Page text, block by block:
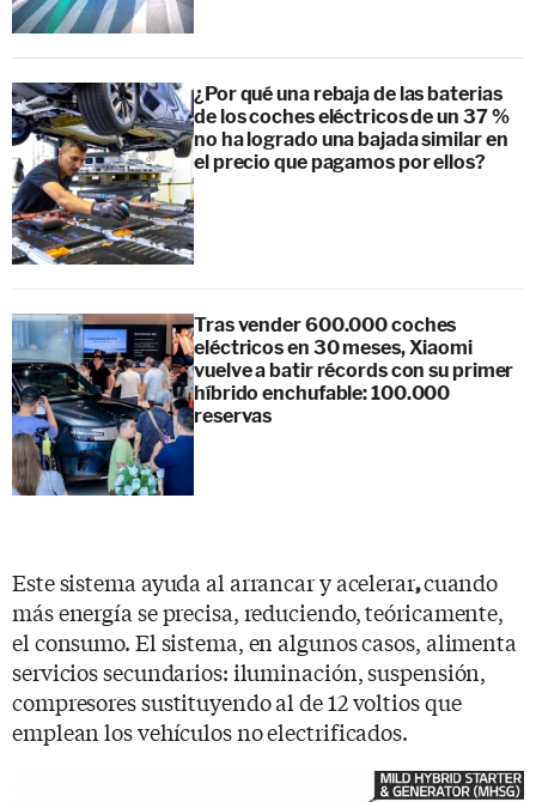
¿Por qué una rebaja de las baterias
de los coches eléctricos de un 37 %
no ha logrado una bajada similar en
el precio que pagamos por ellos?
Tras vender 600.000 coches
eléctricos en 30 meses, Xiaomi
vuelve a batir récords con su primer
híbrido enchufable: 100.000
reservas
Este sistema ayuda al arrancar y acelerar,cuando
más energía se precisa, reduciendo, teóricamente,
el consumo. El sistema, en algunos casos, alimenta
servicios secundarios: iluminación, suspensión,
compresores sustituyendo al de 12 voltios que
emplean los vehículos no electrificados.